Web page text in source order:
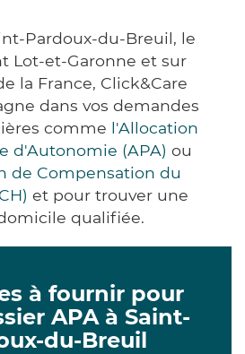
Pardoux-du-Breuil, le
Lot-et-Garonne et sur
la France, Click&Care
dans vos demandes
comme l'Allocation
d'Autonomie (APA) ou
de Compensation du
et pour trouver une
qualifiée.
à fournir pour
APA à Saint-
du-Breuil